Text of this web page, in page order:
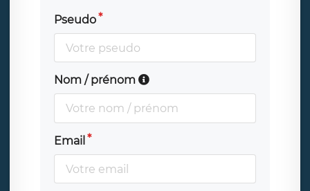
Pseudo
Nom / prénom
Email